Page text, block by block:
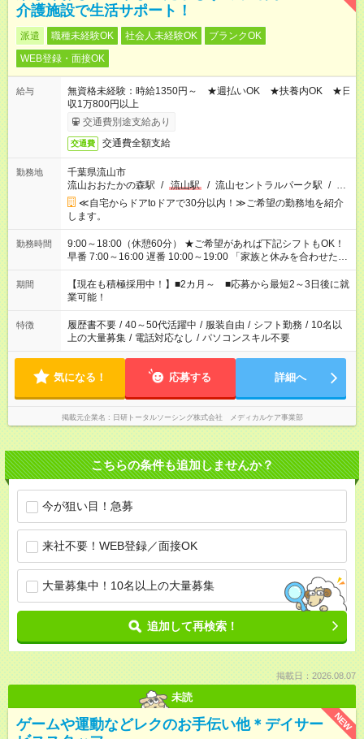
介護施設で生活サポート！
派遣 職種未経験OK 社会人未経験OK
ブランクOK
WEB登録・面接OK
給与
無資格未経験：時給1350円～ ★週払いOK ★扶養内OK ★日
収1万800円以上
交通費別途支給あり
交通費 交通費全額支給
勤務地
千葉県流山市
流山おおたかの森駅 / 流山駅 / 流山セントラルパーク駅 / …
≪自宅からドアtoドアで30分以内！≫ご希望の勤務地を紹介
します。
勤務時間
9:00～18:00（休憩60分） ★ご希望があれば下記シフトもOK！
早番 7:00～16:00 遅番 10:00～19:00 「家族と休みを合わせた
い」 「余裕を持って夕飯の準備がしたい」 「できれば残業はし
たくない」 など、ご希望を教えてくださいね。 ※Wワーク希望
の方へ 複数就業の場合は、合計40時間以内。
期間
【現在も積極採用中！】■2カ月～ ■応募から最短2～3日後に就
業可能！
特徴 履歴書不要 / 40～50代活躍中 / 服装自由 / シフト勤務 / 10名以
上の大量募集 / 電話対応なし / パソコンスキル不要
気になる！ 応募する 詳細へ
掲載元企業名 日研トータルソーシング株式会社 メディカルケア事業部
こちらの条件も追加しませんか？
今が狙い目！急募
来社不要！WEB登録／面接OK
大量募集中！10名以上の大量募集
追加して再検索！
掲載日：2026.08.07
未読
NEW
ゲームや運動などレクのお手伝い他＊デイサー